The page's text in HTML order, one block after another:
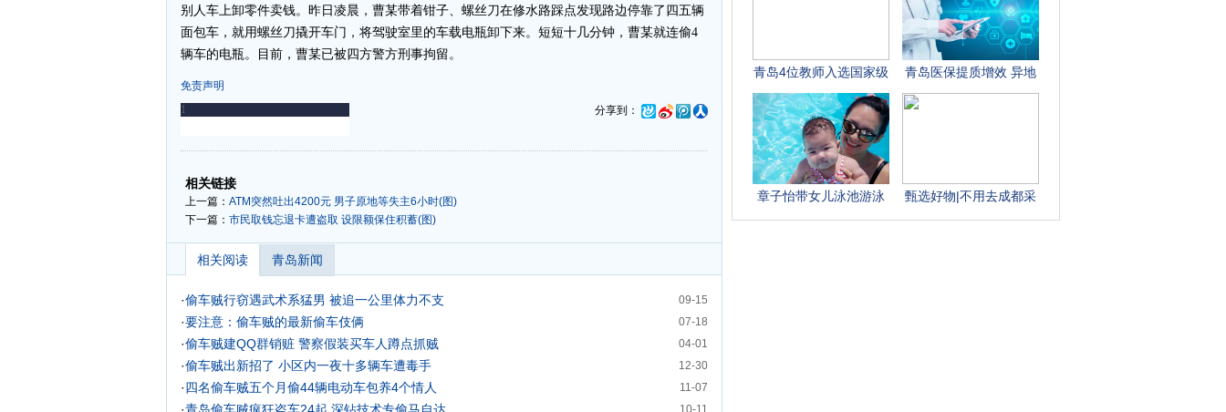
别人车上卸零件卖钱。昨日凌晨，曹某带着钳子、螺丝刀在修水路踩点发现路边停靠了四五辆
面包车，就用螺丝刀撬开车门，将驾驶室里的车载电瓶卸下来。短短十几分钟，曹某就连偷4
辆车的电瓶。目前，曹某已被四方警方刑事拘留。
免责声明
分享到：
-
相关链接
上一篇： ATM突然吐出4200元 男子原地等失主6小时(图)
下一篇： 市民取钱忘退卡遭盗取 设限额保住积蓄(图)
相关阅读 青岛新闻
09-15
·偷车贼行窃遇武术系猛男 被追一公里体力不支
07-18
·要注意：偷车贼的最新偷车伎俩
04-01
·偷车贼建QQ群销赃 警察假装买车人蹲点抓贼
12-30
·偷车贼出新招了 小区内一夜十多辆车遭毒手
11-07
·四名偷车贼五个月偷44辆电动车包养4个情人
10-11